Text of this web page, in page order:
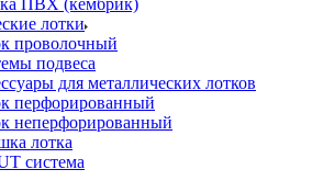
ПВХ (кембрик)
лотки
проволочный
подвеса
для металлических лотков
перфорированный
неперфорированный
лотка
система